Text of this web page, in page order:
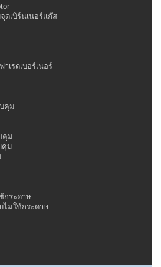
ดเบิร์นเนอร์แก๊ส
เรดเบอร์เนอร์
คุม
คุม
คุม
กระดาษ
ม่ใช้กระดาษ